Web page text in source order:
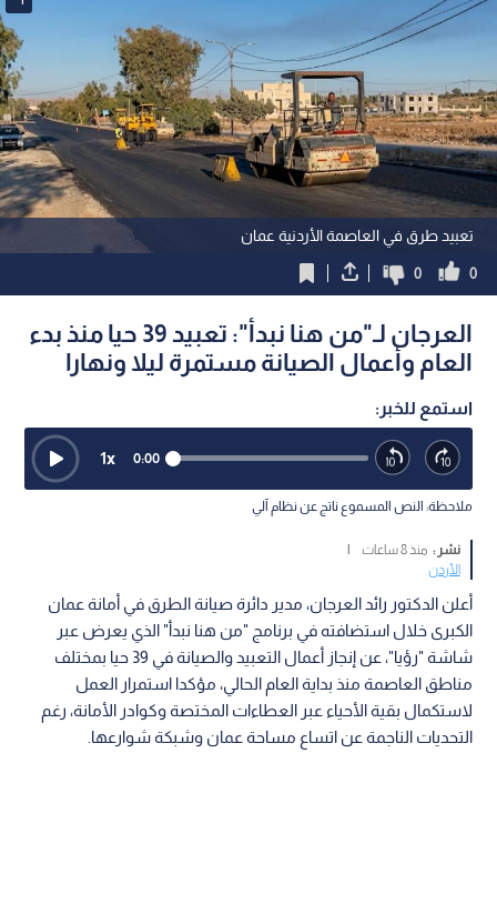
تعبيد طرق في العاصمة الأردنية عمان
0
0
العرجان لـ"من هنا نبدأ": تعبيد 39 حيا منذ بدء
العام وأعمال الصيانة مستمرة ليلا ونهارا
استمع للخبر:
0:00
1x
ملاحظة: النص المسموع ناتج عن نظام آلي
نشر : منذ 8 ساعات
|
الأردن
أعلن الدكتور رائد العرجان، مدير دائرة صيانة الطرق في أمانة عمان
الكبرى خلال استضافته في برنامج "من هنا نبدأ" الذي يعرض عبر
شاشة "رؤيا"، عن إنجاز أعمال التعبيد والصيانة في 39 حيا بمختلف
مناطق العاصمة منذ بداية العام الحالي، مؤكدا استمرار العمل
لاستكمال بقية الأحياء عبر العطاءات المختصة وكوادر الأمانة، رغم
التحديات الناجمة عن اتساع مساحة عمان وشبكة شوارعها.